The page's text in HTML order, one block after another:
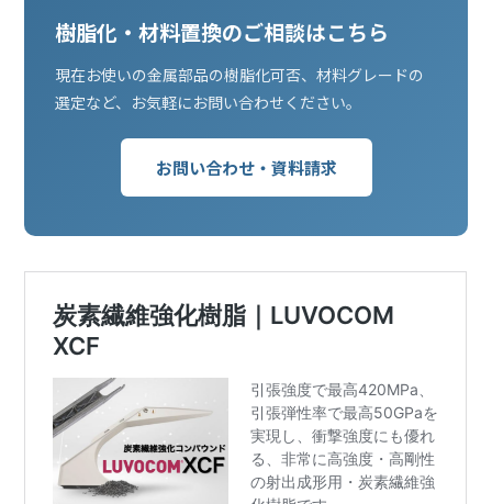
樹脂化・材料置換のご相談はこちら
現在お使いの金属部品の樹脂化可否、材料グレードの
選定など、お気軽にお問い合わせください。
お問い合わせ・資料請求